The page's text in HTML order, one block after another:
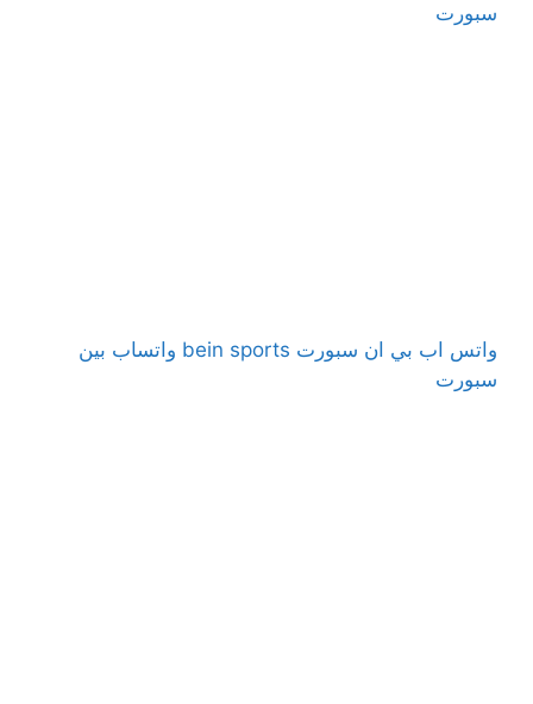
سبورت
واتس اب بي ان سبورت bein sports واتساب بين
سبورت